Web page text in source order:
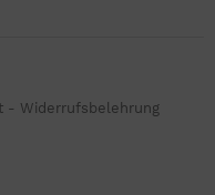
- Widerrufsbelehrung